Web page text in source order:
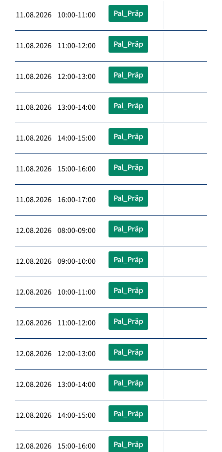
11.08.2026 10:00-11:00 Pal_Präp
11.08.2026 11:00-12:00 Pal_Präp
11.08.2026 12:00-13:00 Pal_Präp
11.08.2026 13:00-14:00 Pal_Präp
11.08.2026 14:00-15:00 Pal_Präp
11.08.2026 15:00-16:00 Pal_Präp
11.08.2026 16:00-17:00 Pal_Präp
12.08.2026 08:00-09:00 Pal_Präp
12.08.2026 09:00-10:00 Pal_Präp
12.08.2026 10:00-11:00 Pal_Präp
12.08.2026 11:00-12:00 Pal_Präp
12.08.2026 12:00-13:00 Pal_Präp
12.08.2026 13:00-14:00 Pal_Präp
12.08.2026 14:00-15:00 Pal_Präp
12.08.2026 15:00-16:00 Pal_Präp